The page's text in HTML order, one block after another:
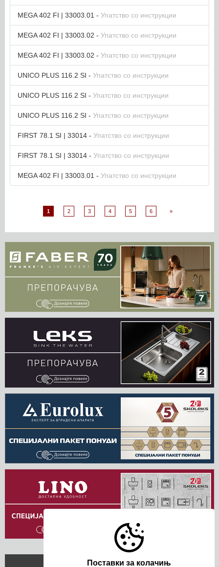
Поставки за колачињ
MEGA 402 FI | 33003.01 - Упатство со инструкции
MEGA 402 FI | 33003.02 - Упатство со инструкции
MEGA 402 FI | 33003.02 - Упатство со инструкции
UNICO PLUS 116.2 SI - Упатство со инструкции
UNICO PLUS 116.2 SI - Упатство со инструкции
UNICO PLUS 116.2 SI - Упатство со инструкции
FIRST 78.1 SI | 33014 - Упатство со инструкции
FIRST 78.1 SI | 33014 - Упатство со инструкции
MEGA 402 FI | 33003.01 - Упатство со инструкции
1 2 3 4 5 6 »